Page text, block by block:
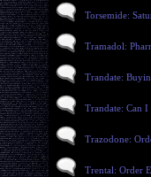
Torsemide:
Tramadol:
Trandate:
Trandate: Can I
Trazodone:
Trental: Order